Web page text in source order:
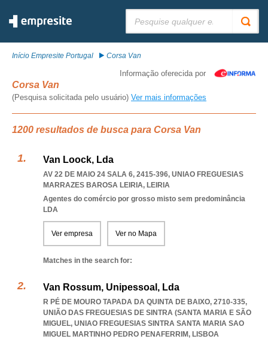
Início Empresite Portugal Corsa Van
Informação oferecida por
Corsa Van
(Pesquisa solicitada pelo usuário) Ver mais informações
1200 resultados de busca para Corsa Van
Van Loock, Lda
AV 22 DE MAIO 24 SALA 6, 2415-396, UNIAO FREGUESIAS
MARRAZES BAROSA LEIRIA, LEIRIA
Agentes do comércio por grosso misto sem predominância
LDA
Ver empresa Ver no Mapa
Matches in the search for:
Van Rossum, Unipessoal, Lda
R PÉ DE MOURO TAPADA DA QUINTA DE BAIXO, 2710-335,
UNIÃO DAS FREGUESIAS DE SINTRA (SANTA MARIA E SÃO
MIGUEL, UNIAO FREGUESIAS SINTRA SANTA MARIA SAO
MIGUEL MARTINHO PEDRO PENAFERRIM, LISBOA